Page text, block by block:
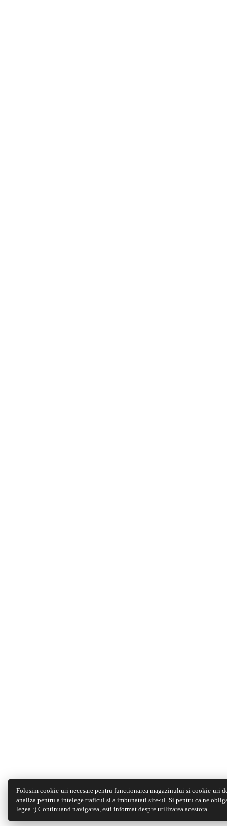
Folosim cookie-uri necesare pentru functionarea magazinului si cookie-uri
analiza pentru a intelege traficul si a imbunatati site-ul. Si pentru ca ne
legea :) Continuand navigarea, esti informat despre utilizarea acestora.